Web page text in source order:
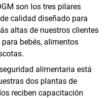
son los tres pilares
calidad diseñado para
altas de nuestros clientes
bebés, alimentos
alimentaria está
dos plantas de
reciben capacitación